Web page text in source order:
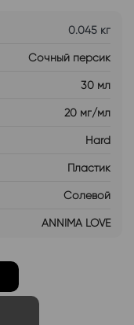
0.045 кг
Сочный персик
30 мл
20 мг/мл
Hard
Пластик
Солевой
ANNIMA LOVE